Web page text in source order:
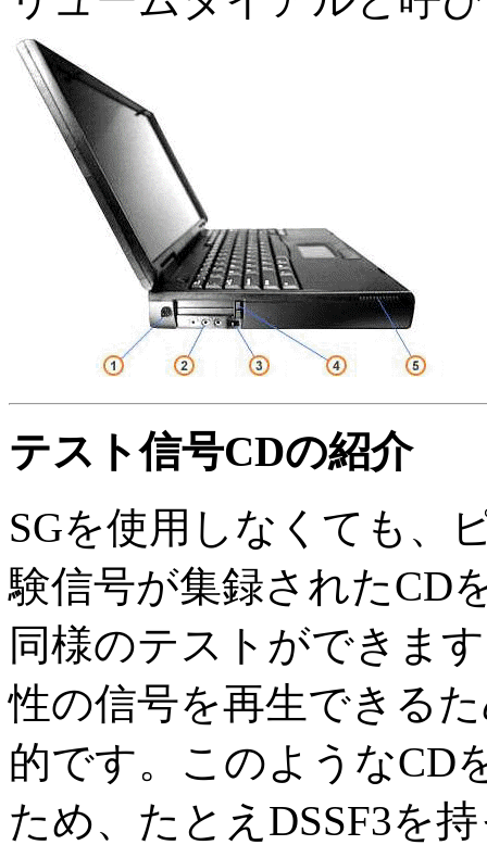
テスト信号CDの紹介
SGを使用しなくても、
験信号が集録されたCD
同様のテストができま
性の信号を再生できる
的です。このようなCD
ため、たとえDSSF3を